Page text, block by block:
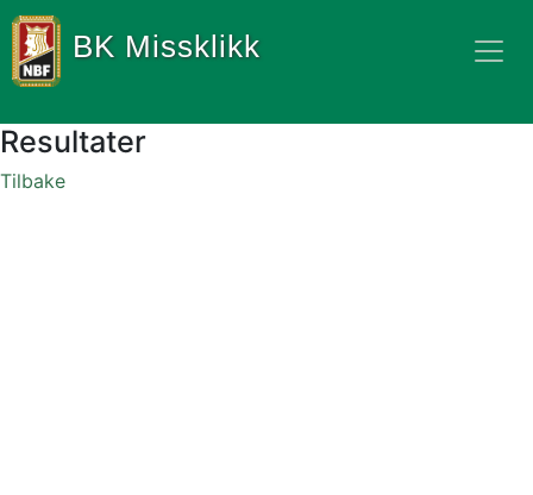
BK Missklikk
Resultater
Tilbake